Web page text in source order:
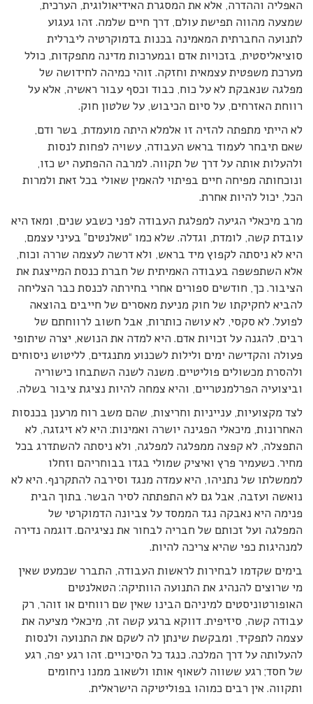
האפליה וההדרה, אלא את המסגרת האידיאולוגית, הערכית,
שמצעה מהווה תפישת עולם, דרך חיים שלמה. זהו געגוע
לתנועה החברתית המאמינה בכנות בדמוקרטיה ליברלית
סוציאליסטית, בזכויות אדם ובמערכות מדינה מתפקדות, כולל
מערכת משפטית עצמאית וחזקה. זוהי כמיהה לחידושה של
מפלגה שנאבקת לא על כוח, כבוד וכסף עבור ראשיה, אלא על
רווחת האזרחים, על סיום הכיבוש, על שלטון חוק.
לא הייתי מתפתה להזיה זו אלמלא היתה מועמדת, בשר ודם,
שאם תיבחר לעמוד בראש העבודה, עשויה לפחות לנסות
ולהעלות אותה על דרך של תקווה. למרבה ההפתעה יש כזו,
ונוכחותה מפיחה חיים בפיתוי להאמין שאולי בכל זאת ולמרות
הכל, יכול להיות אחרת.
מרב מיכאלי הגיעה למפלגת העבודה לפני כשבע שנים, ומאז היא
עובדת קשה, לומדת, וגדלה. שלא כמו “טאלנטים” בעיני עצמם,
היא לא ניסתה לקפוץ מיד בראש, ולא דרשה לעצמה שררה וכוח,
אלא השתפשפה בעבודה האמיתית של חברת כנסת המייצגת את
הציבור. כך, חודשים ספורים אחרי בחירתה לכנסת כבר הצליחה
להביא לחקיקתו של חוק מניעת מאסרים של חייבים בהוצאה
לפועל. לא סקסי, לא עושה כותרות, אבל חשוב לרווחתם של
רבים, להגנה על זכויות אדם. היא למדה את הנושא, יצרה שיתופי
פעולה והקדישה ימים ולילות לשכנוע מתנגדים, לליטוש ניסוחים
ולהסרת מכשולים פוליטיים. משנה לשנה השתבחו כישוריה
וביצועיה הפרלמנטריים, והיא צמחה להיות נציגת ציבור בשלה.
לצד מקצועיות, ענייניות וחריצות, שהם משב רוח מרענן בכנסות
האחרונות, מיכאלי הפגינה יושרה ואמינות: היא לא זיגזגה, לא
התפצלה, לא קפצה ממפלגה למפלגה, ולא ניסתה להשתדרג בכל
מחיר. כשעמיר פרץ ואיציק שמולי בגדו בבוחריהם וזחלו
לממשלתו של נתניהו, היא עמדה מנגד וסירבה להתקרנף. היא לא
נואשה ועזבה, אבל גם לא התפתתה לסיר הבשר. בתוך הבית
פנימה היא נאבקה נגד הממסד על צביונה הדמוקרטי של
המפלגה ועל זכותם של חבריה לבחור את נציגיהם. דוגמה נדירה
למנהיגות כפי שהיא צריכה להיות.
בימים שקדמו לבחירות לראשות העבודה, התברר שכמעט שאין
מי שרוצים להנהיג את התנועה הוותיקה: הטאלנטים
האופורטוניסטים למיניהם הבינו שאין שם רווחים או זוהר, רק
עבודה קשה, סיזיפית. דווקא ברגע קשה זה, מיכאלי מציעה את
עצמה לתפקיד, ומבקשת שינתן לה לשקם את התנועה ולנסות
להעלותה על דרך המלכה. כנגד כל הסיכויים. זהו רגע יפה, רגע
של חסד; רגע ששווה לשאוף אותו ולשאוב ממנו ניחומים
ותקווה. אין רבים כמוהו בפוליטיקה הישראלית.